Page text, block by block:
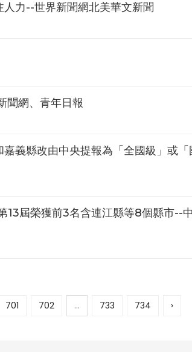
力--世界新聞網北美華文新聞
聞網、青年日報
義縣改由中央提報為「全國級」或「
屆榮獲前3名含連江縣等8個縣市--
701 702 ... 733 734 ›